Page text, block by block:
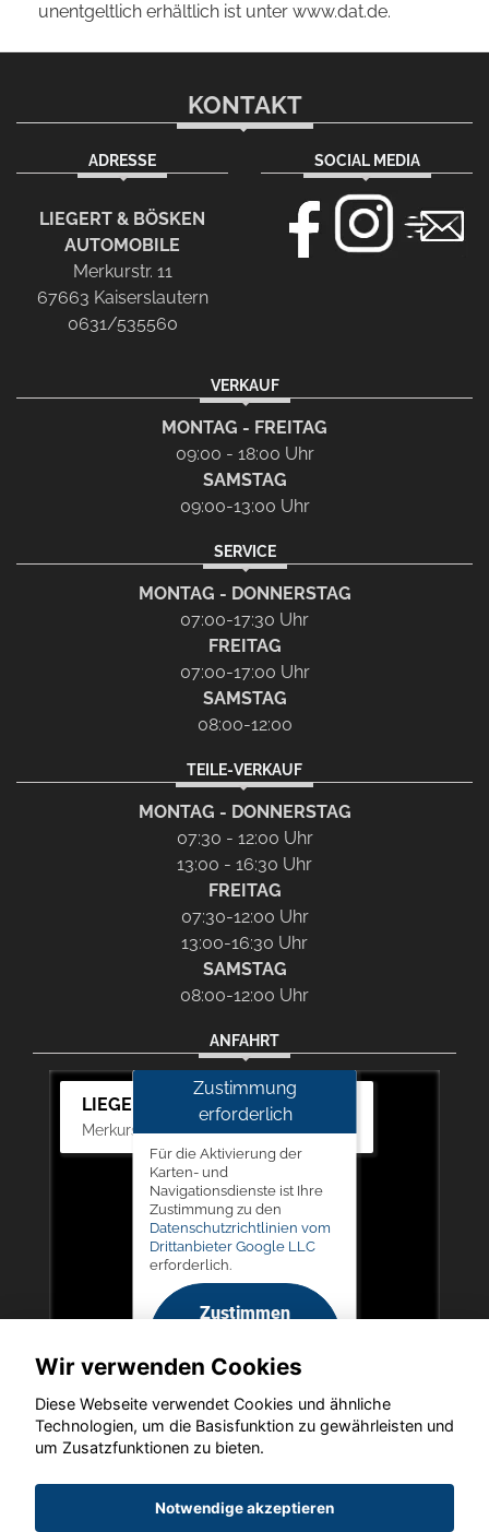
unentgeltlich erhältlich ist unter www.dat.de.
KONTAKT
ADRESSE
LIEGERT & BÖSKEN
AUTOMOBILE
Merkurstr. 11
67663 Kaiserslautern
0631/535560
SOCIAL MEDIA
VERKAUF
MONTAG - FREITAG
09:00 - 18:00 Uhr
SAMSTAG
09:00-13:00 Uhr
SERVICE
MONTAG - DONNERSTAG
07:00-17:30 Uhr
FREITAG
07:00-17:00 Uhr
SAMSTAG
08:00-12:00
TEILE-VERKAUF
MONTAG - DONNERSTAG
07:30 - 12:00 Uhr
13:00 - 16:30 Uhr
FREITAG
07:30-12:00 Uhr
13:00-16:30 Uhr
SAMSTAG
08:00-12:00 Uhr
ANFAHRT
LIEGERT & BÖSKEN Automobile
Merkurstr. 11, 67663 Kaiserslautern
Zustimmung
erforderlich
Für die Aktivierung der
Karten- und
Navigationsdienste ist Ihre
Zustimmung zu den
Datenschutzrichtlinien vom
Drittanbieter Google LLC
erforderlich.
Zustimmen
aktivieren
Copyright © 2026. LIEGERT & BÖSKEN Automobile
Wir verwenden Cookies
Diese Webseite verwendet Cookies und ähnliche
Technologien, um die Basisfunktion zu gewährleisten und
um Zusatzfunktionen zu bieten.
Notwendige akzeptieren